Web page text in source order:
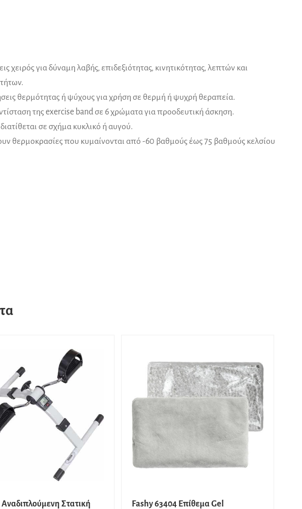
χειρός για δύναμη λαβής, επιδεξιότητας, κινητικότητας, λεπτών και
θερμότητας ή ψύχους για χρήση σε θερμή ή ψυχρή θεραπεία.
της exercise band σε 6 χρώματα για προοδευτική άσκηση.
σε σχήμα κυκλικό ή αυγού.
θερμοκρασίες που κυμαίνονται από -60 βαθμούς έως 75 βαθμούς κελσίου
Στατική
Fashy 63404 Επίθεμα Gel